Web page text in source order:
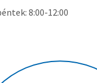
8:00-12:00